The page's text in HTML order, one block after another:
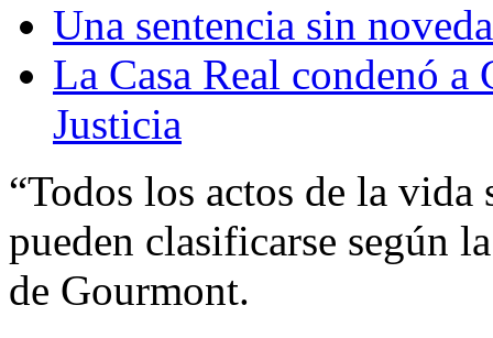
Una sentencia sin
La Casa Real condenó
Justicia
“Todos los actos de la
pueden clasificarse según
de Gourmont.